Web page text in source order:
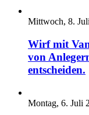
Mittwoch, 8.
Wirf mit
von
entscheiden.
Montag, 6. Juli